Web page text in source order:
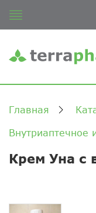
Главная
Внутриаптечное
Крем Уна с